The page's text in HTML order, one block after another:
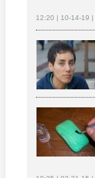
12:20 | 10-14-19 |